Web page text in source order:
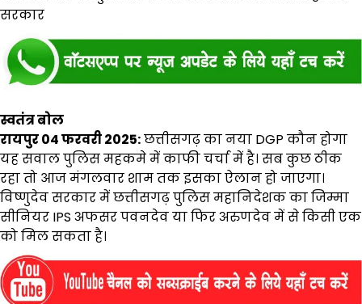
सरकार
स्वतंत्र बोल
रायपुर 04 फरवरी 2025:छत्तीसगढ़ का नया DGP कौन होगा
यह सवाल पुलिस महकमे में काफी चर्चा में है। सब कुछ ठीक
रहा तो आज मंगलवार शाम तक इसका ऐलान हो जाएगा।
विष्णुदेव सरकार में छत्तीसगढ़ पुलिस महानिदेशक का जिम्मा
सीनियर IPS अफसर पवनदेव या फिर अरुणदेव में से किसी एक
को मिल सकता है।